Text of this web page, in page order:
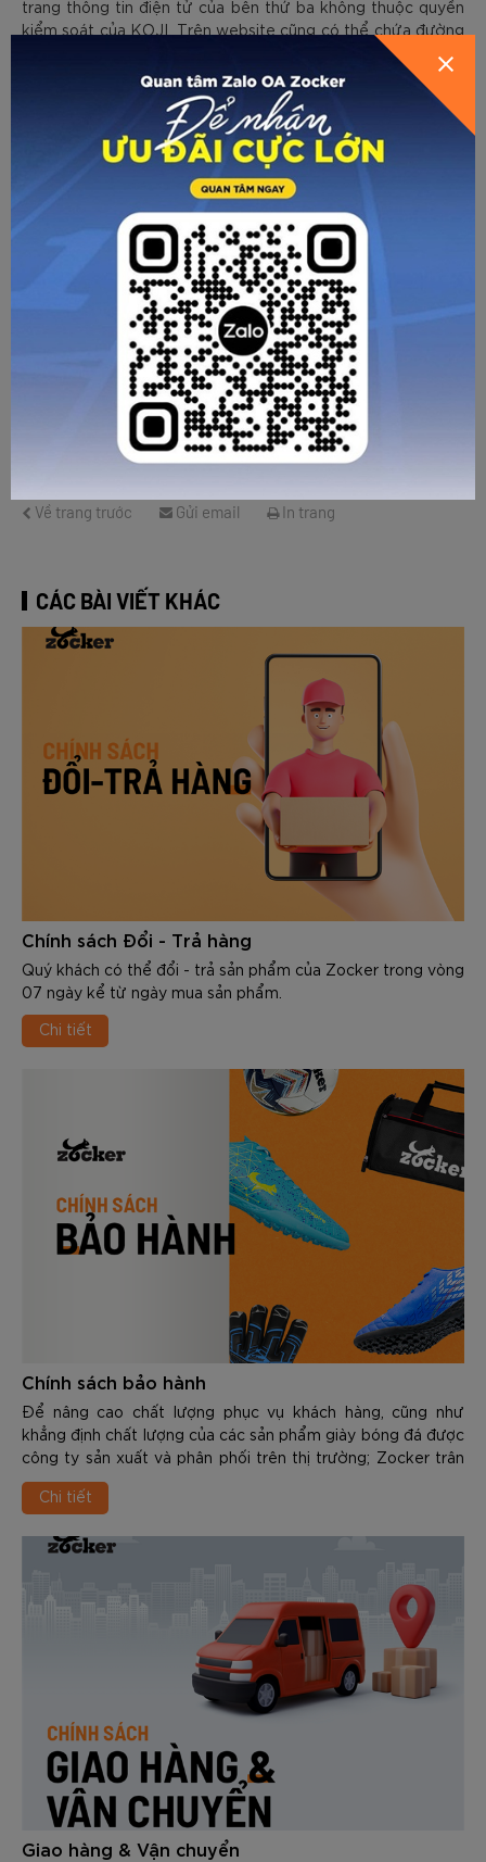
trang thông tin điện tử của bên thứ ba không thuộc quyền
kiểm soát của KOJI. Trên website cũng có thể chứa đường
link liên kết đến website của đối tác, các trang báo mạng
điện tử có bài viết về chúng tôi. Vì vậy khách hàng nên chú
ý kiểm tra Chính sách bảo mật của tất cả các trang thông
tin điện tử đó trước khi cung cấp bất kì thông tin nhận biết
cá nhân nào của mình.
8) Thay đổi về chính sách
- Chúng tôi hoàn toàn có thể thay đổi nội dung trong trang
này mà không cần phải thông báo trước, để phù hợp với các
nhu cầu của https://zocker.vn/ cũng như tuân thủ các quy
định hiện hành của pháp luật.
- Nội dung “Chính sách bảo mật” này chỉ áp dụng tại
https://zocker.vn/ không bao gồm hoặc liên quan đến các
bên thứ ba đặt quảng cáo hay có đường linh liên kết tại
https://zocker.vn/
Chúng tôi luôn hoan nghênh các ý kiến đóng góp, liên hệ và
Về trang trước
Gửi email In trang
CÁC BÀI VIẾT KHÁC
Chính sách Đổi - Trả hàng
Quý khách có thể đổi - trả sản phẩm của Zocker trong vòng
07 ngày kể từ ngày mua sản phẩm.
Chi tiết
Chính sách bảo hành
Để nâng cao chất lượng phục vụ khách hàng, cũng như
khẳng định chất lượng của các sản phẩm giày bóng đá được
công ty sản xuất và phân phối trên thị trường; Zocker trân
trọng gửi đến Quý khách hàng Chính sách bảo hành sản
phẩm.
Chi tiết
Giao hàng & Vận chuyển